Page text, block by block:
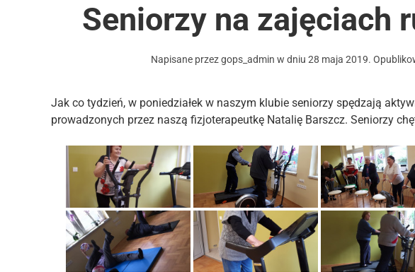
Seniorzy na zajęciach
Napisane przezgops_admin w dniu 28 maja 2019.
Jak co tydzień, w poniedziałek w naszym klubie seniorzy spędzają
prowadzonych przez naszą fizjoterapeutkę Natalię Barszcz. Seniorzy